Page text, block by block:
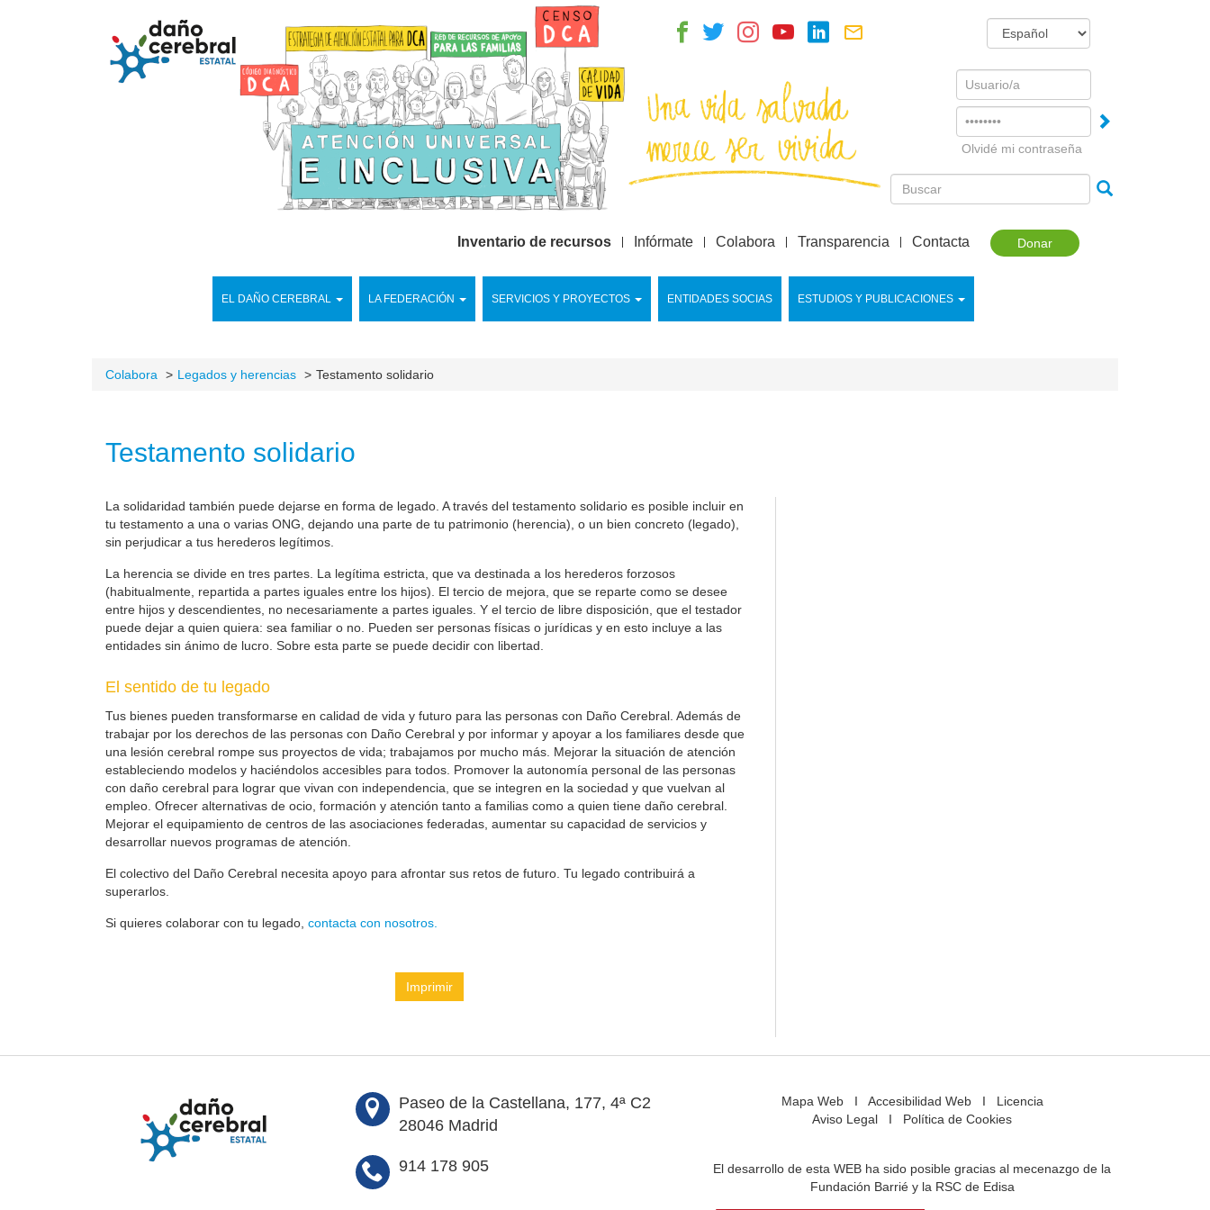
Username
Olvidé mi contraseña
Donar
EL DAÑO CEREBRAL LA FEDERACIÓN SERVICIOS Y PROYECTOS ENTIDADES SOCIAS ESTUDIOS Y PUBLICACIONES
Inventario de recursos Infórmate Colabora Transparencia Contacta
Colabora Legados y herencias Testamento solidario
Testamento solidario
La solidaridad también puede dejarse en forma de legado. A través del testamento solidario es posible incluir en
tu testamento a una o varias ONG, dejando una parte de tu patrimonio (herencia), o un bien concreto (legado),
sin perjudicar a tus herederos legítimos.
La herencia se divide en tres partes. La legítima estricta, que va destinada a los herederos forzosos
(habitualmente, repartida a partes iguales entre los hijos). El tercio de mejora, que se reparte como se desee
entre hijos y descendientes, no necesariamente a partes iguales. Y el tercio de libre disposición, que el testador
puede dejar a quien quiera: sea familiar o no. Pueden ser personas físicas o jurídicas y en esto incluye a las
entidades sin ánimo de lucro. Sobre esta parte se puede decidir con libertad.
El sentido de tu legado
Tus bienes pueden transformarse en calidad de vida y futuro para las personas con Daño Cerebral. Además de
trabajar por los derechos de las personas con Daño Cerebral y por informar y apoyar a los familiares desde que
una lesión cerebral rompe sus proyectos de vida; trabajamos por mucho más. Mejorar la situación de atención
estableciendo modelos y haciéndolos accesibles para todos. Promover la autonomía personal de las personas
con daño cerebral para lograr que vivan con independencia, que se integren en la sociedad y que vuelvan al
empleo. Ofrecer alternativas de ocio, formación y atención tanto a familias como a quien tiene daño cerebral.
Mejorar el equipamiento de centros de las asociaciones federadas, aumentar su capacidad de servicios y
desarrollar nuevos programas de atención.
El colectivo del Daño Cerebral necesita apoyo para afrontar sus retos de futuro. Tu legado contribuirá a
superarlos.
Si quieres colaborar con tu legado, contacta con nosotros.
Imprimir
Paseo de la Castellana, 177, 4ª C2
28046 Madrid
914 178 905
Mapa WebI Accesibilidad WebI Licencia
Aviso Legal I Política de Cookies
El desarrollo de esta WEB ha sido posible gracias al mecenazgo de la
Fundación Barrié y la RSC de Edisa